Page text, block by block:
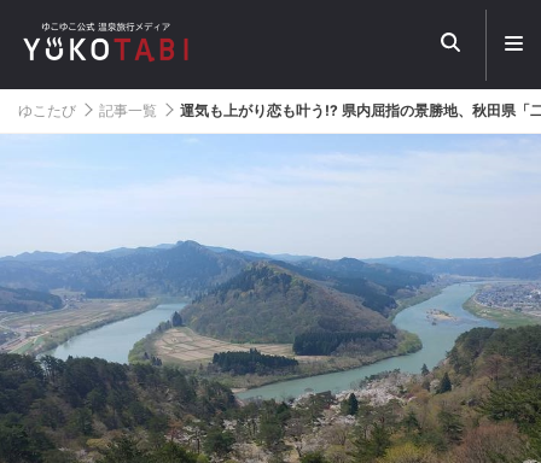
メ
ュ
ー
開
ゆこたび 記事一覧 運気も上がり恋も叶う!? 県内屈指の景勝地、秋田県「